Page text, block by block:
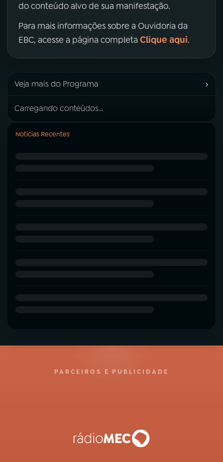
do conteúdo alvo de sua manifestação.
Para mais informações sobre a Ouvidoria da
EBC, acesse a página completa Clique aqui.
Veja mais do Programa ›
Carregando conteúdos...
Notícias Recentes
PARCEIROS E PUBLICIDADE